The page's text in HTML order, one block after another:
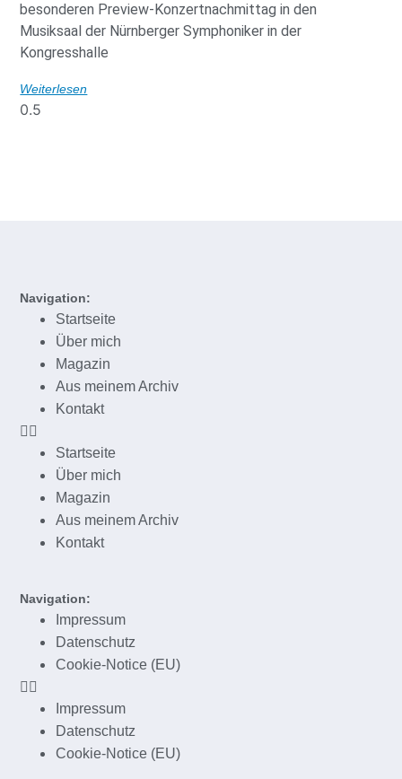
besonderen Preview-Konzertnachmittag in den
Musiksaal der Nürnberger Symphoniker in der
Kongresshalle
Weiterlesen
Navigation:
Startseite
Über mich
Magazin
Aus meinem Archiv
Kontakt
Startseite
Über mich
Magazin
Aus meinem Archiv
Kontakt
Navigation:
Impressum
Datenschutz
Cookie-Notice (EU)
Impressum
Datenschutz
Cookie-Notice (EU)